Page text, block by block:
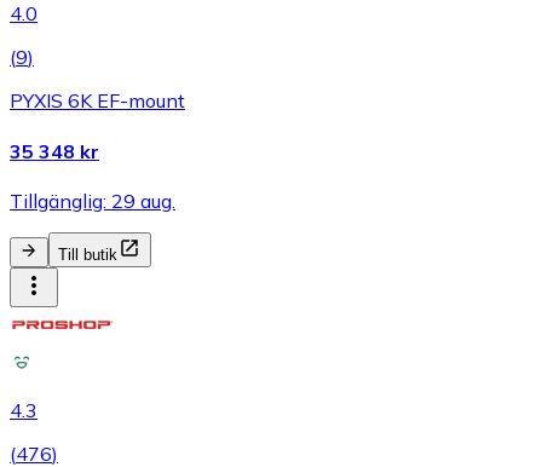
4.0
(9)
PYXIS 6K EF-mount
35 348 kr
Tillgänglig: 29 aug.
Till butik
4.3
(476)